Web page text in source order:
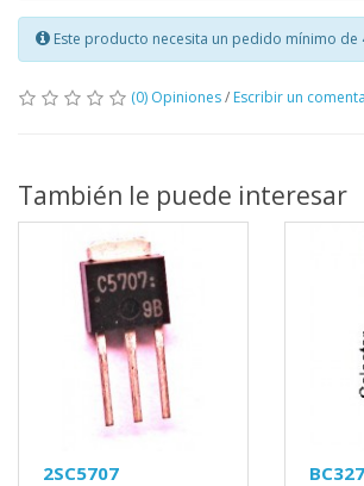
Este producto necesita un pedido mínimo de
(0) Opiniones/ Escribir un
También le puede interesar
2SC5707